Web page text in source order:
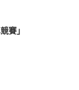
賽」